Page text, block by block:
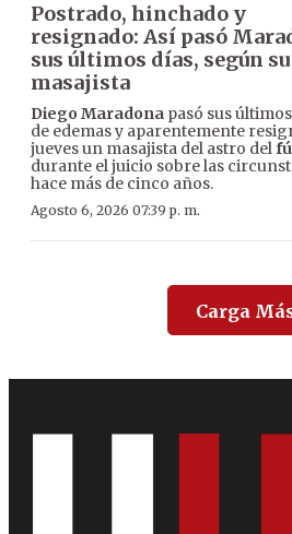
Postrado, hinchado y
resignado: Así pasó
sus últimos días, según su
masajista
Diego Maradona pasó sus
de edemas y aparentemente
jueves un masajista del astro del
durante el juicio sobre las
hace más de cinco años.
Agosto 6, 2026 07:39 p. m.
Carga